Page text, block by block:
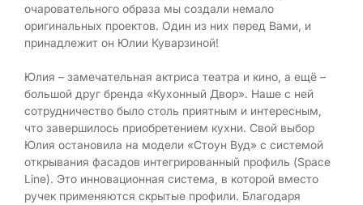
очаровательного образа мы создали немало
оригинальных проектов. Один из них перед Вами, и
принадлежит он Юлии Куварзиной!
Юлия – замечательная актриса театра и кино, а ещё –
большой друг бренда «Кухонный Двор». Наше с ней
сотрудничество было столь приятным и интересным,
что завершилось приобретением кухни. Свой выбор
Юлия остановила на модели «Стоун Вуд» с системой
открывания фасадов интегрированный профиль (Space
Line). Это инновационная система, в которой вместо
ручек применяются скрытые профили. Благодаря